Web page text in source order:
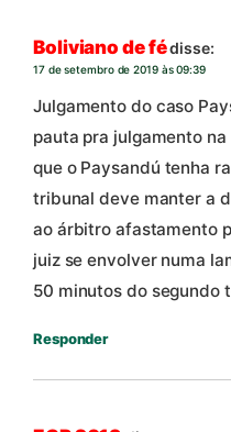
Boliviano de fédisse:
17 de setembro de 2019 às 09:39
Julgamento do caso
pauta pra julgamento
que o Paysandú tenha
tribunal deve manter a
ao árbitro afastamento
juiz se envolver numa
50 minutos do segundo
Responder